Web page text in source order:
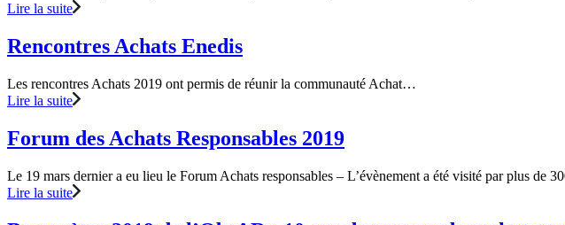
Lire la suite
Rencontres Achats Enedis
Les rencontres Achats 2019 ont permis de réunir la communauté Achat…
Lire la suite
Forum des Achats Responsables 2019
Le 19 mars dernier a eu lieu le Forum Achats responsables – L’évènement a été visité par plus de
Lire la suite